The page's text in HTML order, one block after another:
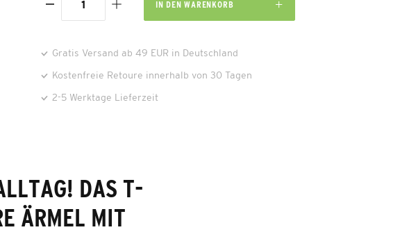
IN DEN WARENKORB
Gratis Versand ab 49 EUR in Deutschland
Kostenfreie Retoure innerhalb von 30 Tagen
2-5 Werktage Lieferzeit
DAS T-
ÄRMEL MIT